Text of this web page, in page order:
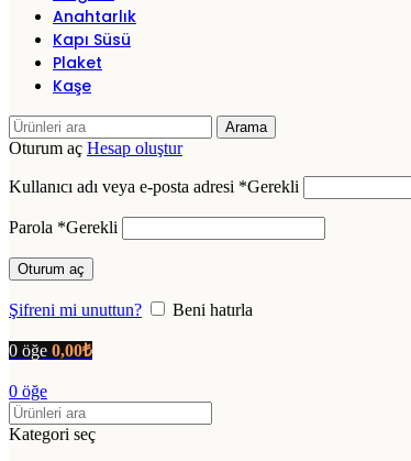
Anahtarlık
Kapı Süsü
Plaket
Kaşe
Arama
Oturum aç Hesap oluştur
Kullanıcı adı veya e-posta adresi *Gerekli
Parola *Gerekli
Oturum aç
Şifreni mi unuttun? Beni hatırla
0 öğe 0,00₺
0 öğe
Kategori seç